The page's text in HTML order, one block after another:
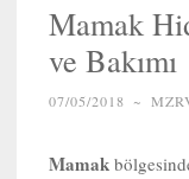
Mamak
ve Bakımı
07/05/2018 ~
Mamak